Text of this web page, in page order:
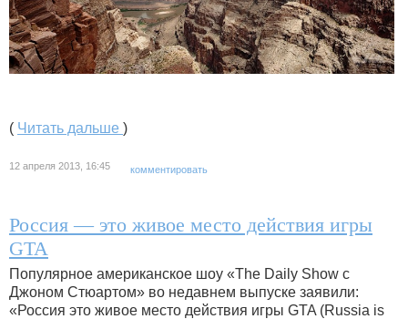
( Читать дальше )
12 апреля 2013, 16:45 комментировать
Россия — это живое место действия игры
GTA
Популярное американское шоу «The Daily Show с
Джоном Стюартом» во недавнем выпуске заявили:
«Россия это живое место действия игры GTA (Russia is